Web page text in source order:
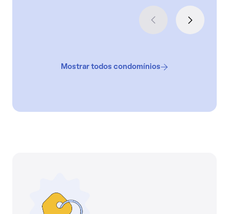
Mostrar todos condomínios